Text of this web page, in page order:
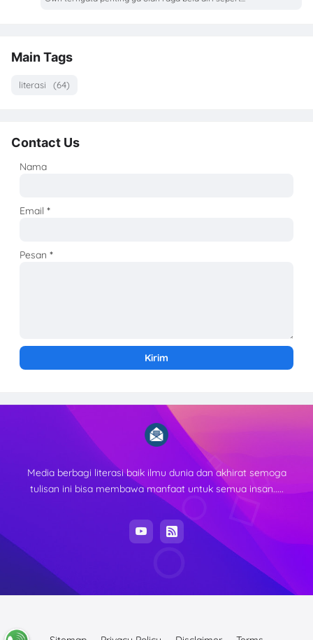
Main Tags
literasi (64)
Contact Us
Nama
Email*
Pesan*
Media berbagi literasi baik ilmu dunia dan akhirat semoga
tulisan ini bisa membawa manfaat untuk semua insan.....